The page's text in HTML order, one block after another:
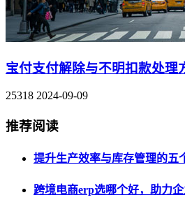
宝付支付解除与不明扣款处理
25318 2024-09-09
推荐阅读
提升生产效率与库存管理的五
跨境电商erp选哪个好，助力